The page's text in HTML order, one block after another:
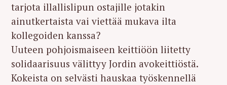
tarjota illallislipun ostajille jotakin
ainutkertaista vai viettää mukava ilta
kollegoiden kanssa?
Uuteen pohjoismaiseen keittiöön liitetty
solidaarisuus välittyy Jordin avokeittiöstä.
Kokeista on selvästi hauskaa työskennellä